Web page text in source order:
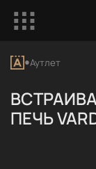
Аутлет
ПЕЧЬ